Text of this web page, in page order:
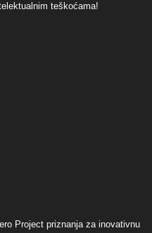
teškoćama!
Project priznanja za inovativnu